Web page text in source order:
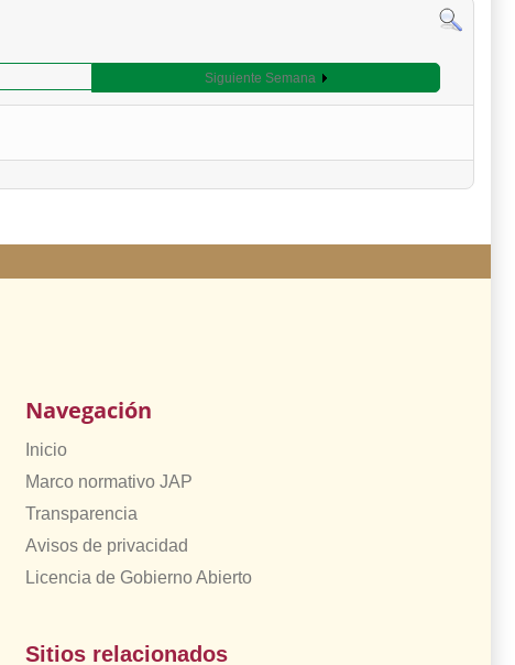
Siguiente Semana
Navegación
Inicio
Marco normativo JAP
Transparencia
Avisos de privacidad
Licencia de Gobierno Abierto
Sitios relacionados